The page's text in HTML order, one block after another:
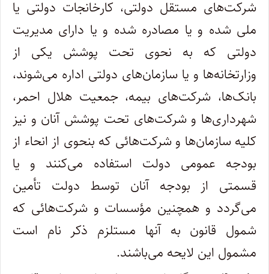
شرکت‌های مستقل دولتی، کارخانجات دولتی یا
ملی شده و یا مصادره شده و یا دارای مدیریت
دولتی که به نحوی تحت پوشش یکی از
وزارتخانه‌ها و یا سازمان‌های دولتی اداره می‌شوند،
بانک‌ها، شرکت‌های بیمه، جمعیت هلال احمر،
شهرداری‌ها و شرکت‌های تحت پوشش آنان و نیز
کلیه سازمان‌ها و شرکت‌هائی که بنحوی از انحاء از
بودجه عمومی دولت استفاده می‌کنند و یا
قسمتی از بودجه آنان توسط دولت تأمین
می‌گردد و همچنین مؤسسات و شرکت‌هائی که
شمول قانون به آنها مستلزم ذکر نام است
مشمول این لایحه می‌باشند.